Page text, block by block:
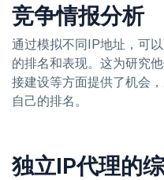
竞争情报分析
通过模拟不同IP地址，可
的排名和表现。这为研究
接建设等方面提供了机会
自己的排名。
独立IP代理的